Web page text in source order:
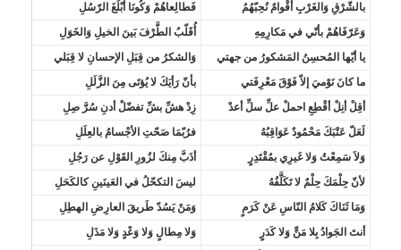
بالشّرْقِ وَالغَرْبِ أقْوامٌ نُحِبّهُمُ
فَطالِعاهُمْ وَكُونَا أبْلَغَ الرّسُلِ
وَعَرّفَاهُمْ بأنّي في مَكارِمِهِ
أُقَلّبُ الطَّرْفَ بَينَ الخيلِ وَالخَوَلِ
يا أيّها المُحسِنُ المَشكورُ من جهتي
وَالشكرُ من قِبَلِ الإحسانِ لا قِبَلي
ما كانَ نَوْميَ إلاّ فَوْقَ مَعْرِفَتي
بأنّ رَأيَكَ لا يُؤتَى مِنَ الزَّلَلِ
أقِلْ أنِلْ أقْطِعِ احملْ علِّ سلِّ أعدْ
زِدْ هشِّ بشِّ تفضّلْ أدنِ سُرَّ صِلِ
لَعَلّ عَتْبَكَ مَحْمُودٌ عَوَاقِبُهُ
فرُبّمَا صَحّتِ الأجْسامُ بالعِلَلِ
وَلاَ سَمِعْتُ وَلا غَيرِي بمُقْتَدِرٍ
أذَبَّ مِنكَ لزُورِ القَوْلِ عن رَجُلِ
لأنّ حِلْمَكَ حِلْمٌ لا تَكَلَّفُهُ
ليسَ التكحّلُ في العَينَينِ كالكَحَلِ
وَمَا ثَنَاكَ كَلامُ النّاسِ عَنْ كَرَمٍ
وَمَنْ يَسُدّ طَريقَ العارِضِ الهطِلِ
أنتَ الجَوادُ بِلا مَنٍّ وَلا كَدَرٍ
وَلا مِطالٍ وَلا وَعْدٍ وَلا مَذَلِ